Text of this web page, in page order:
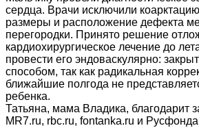
сердца. Врачи исключили
размеры и расположение дефекта
перегородки. Принято решение
кардиохирургическое лечение до
провести его эндоваскулярно:
способом, так как радикальная
ближайшие полгода не
ребенка.
Татьяна, мама Владика, благодарит
MR7.ru, rbc.ru, fontanka.ru и